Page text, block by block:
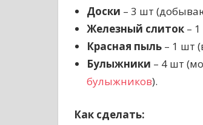
Доски – 3 шт
Железный слиток– 1
Красная пыль– 1 шт
Булыжники – 4 шт
булыжников).
Как сделать: